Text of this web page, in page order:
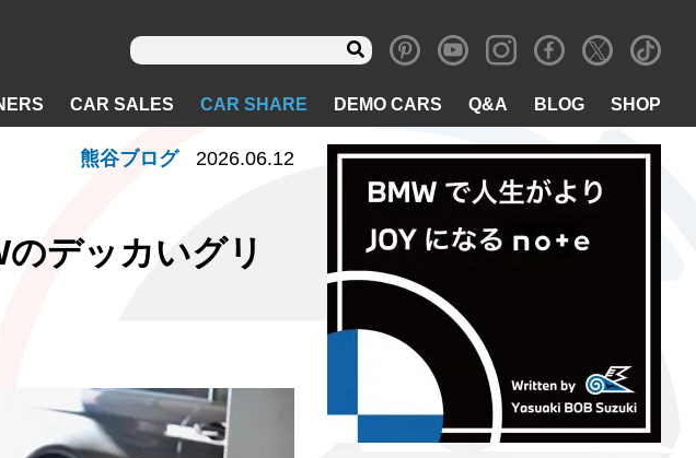
CAR SALES CAR SHARE DEMO CARS Q&A BLOG SHOP
デッカいグリ
熊谷ブログ 2026.06.12